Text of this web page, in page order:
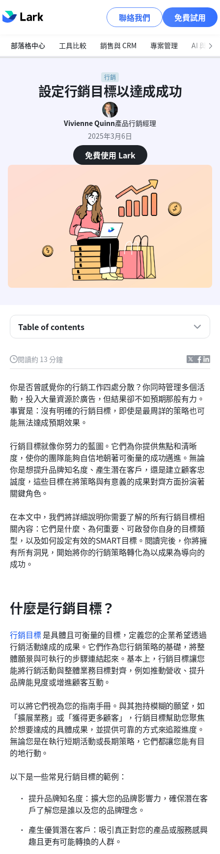
聯絡我們 免費試用
部落格中心 工具比較 銷售與 CRM 專案管理 AI 與自
行銷
設定行銷目標以達成成功
Vivienne Quinn產品行銷經理
2025年3月6日
免費使用 Lark
閱讀約 13 分鐘
你是否曾感覺你的行銷工作四處分散？你同時管理多個活
動，投入大量資源於廣告，但結果卻不如預期那般有力。
事實是：沒有明確的行銷目標，即使是最周詳的策略也可
能無法達成預期效果。
行銷目標就像你努力的藍圖。它們為你提供焦點和清晰
度，使你的團隊能夠自信地朝著可衡量的成功邁進。無論
你是想提升品牌知名度、產生潛在客戶，還是建立顧客忠
誠度，這些目標在將策略與有意義的成果對齊方面扮演著
關鍵角色。
在本文中，我們將詳細說明你需要了解的所有行銷目標相
關內容：它們是什麼、為何重要、可啟發你自身的目標類
型，以及如何設定有效的SMART目標。閱讀完後，你將擁
有所有洞見，開始將你的行銷策略轉化為以成果為導向的
成功。
什麼是行銷目標？
行銷目標 是具體且可衡量的目標，定義您的企業希望透過
行銷活動達成的成果。它們作為您行銷策略的基礎，將整
體願景與可執行的步驟連結起來。基本上，行銷目標讓您
能將行銷活動與整體業務目標對齊，例如推動營收、提升
品牌能見度或增進顧客互動。
可以將它們視為您的指南手冊。與其抱持模糊的願望，如
「擴展業務」或「獲得更多顧客」，行銷目標幫助您聚焦
於想要達成的具體成果，並提供可靠的方式來追蹤進度。
無論您是在執行短期活動或長期策略，它們都讓您能有目
的地行動。
以下是一些常見行銷目標的範例：
提升品牌知名度：擴大您的品牌影響力，確保潛在客
戶了解您是誰以及您的品牌理念。
產生優質潛在客戶：吸引真正對您的產品或服務感興
趣且更有可能轉換的人群。
Table of contents
什麼是行銷目標？
為什麼行銷目標對成功至關重要
行銷目標的類型（及啟發你的範例）
如何設定SMART行銷目標
如何衡量及追蹤行銷目標
Lark 如何協助管理您的行銷目標
結論：您通往行銷成功的道路